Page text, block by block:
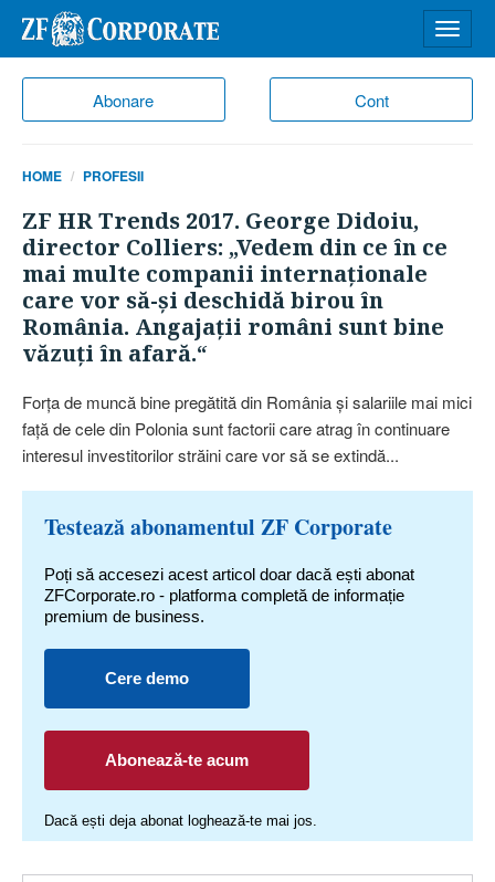
Abonare Cont
meniu
HOME PROFESII
ZF HR Trends 2017. George Didoiu,
director Colliers: „Vedem din ce în ce
mai multe companii internaţionale
care vor să-şi deschidă birou în
România. Angajaţii români sunt bine
văzuţi în afară.“
Forţa de muncă bine pregătită din România şi salariile mai mici
faţă de cele din Polonia sunt factorii care atrag în continuare
interesul investitorilor străini care vor să se extindă...
Testează abonamentul ZF Corporate
Poți să accesezi acest articol doar dacă ești abonat
ZFCorporate.ro - platforma completă de informație
premium de business.
Cere demo
Abonează-te acum
Dacă ești deja abonat loghează-te mai jos.